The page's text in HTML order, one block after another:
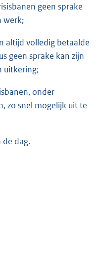
geen sprake
werk;
altijd volledig betaalde
geen sprake kan zijn
uitkering;
onder
zo snel mogelijk uit te
de dag.